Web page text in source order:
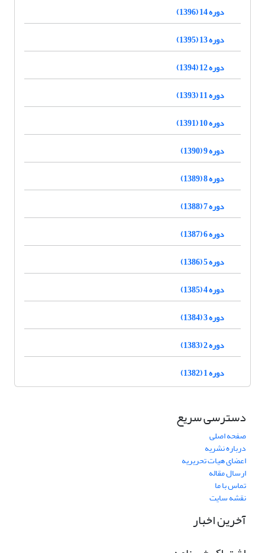
دوره 14 (1396)
دوره 13 (1395)
دوره 12 (1394)
دوره 11 (1393)
دوره 10 (1391)
دوره 9 (1390)
دوره 8 (1389)
دوره 7 (1388)
دوره 6 (1387)
دوره 5 (1386)
دوره 4 (1385)
دوره 3 (1384)
دوره 2 (1383)
دوره 1 (1382)
دسترسی سریع
صفحه اصلی
درباره نشریه
اعضای هیات تحریریه
ارسال مقاله
تماس با ما
نقشه سایت
آخرین اخبار